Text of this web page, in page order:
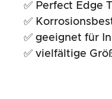
✅ Perfect Edge
✅
✅ geeignet für
✅ vielfältige